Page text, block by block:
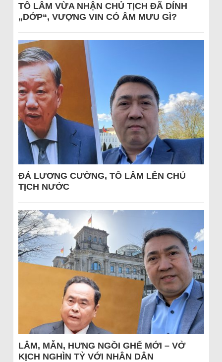
TÔ LÂM VỪA NHẬN CHỦ TỊCH ĐÃ DÍNH
„DỚP“, VƯỢNG VIN CÓ ÂM MƯU GÌ?
ĐÁ LƯƠNG CƯỜNG, TÔ LÂM LÊN CHỦ
TỊCH NƯỚC
LÂM, MẪN, HƯNG NGỒI GHẾ MỚI – VỞ
KỊCH NGHÌN TỶ VỚI NHÂN DÂN